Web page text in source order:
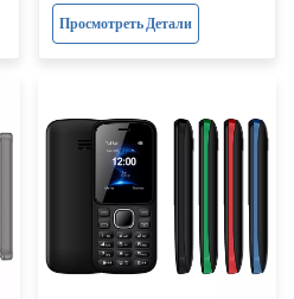
Support Multi-languages
Просмотреть Детали